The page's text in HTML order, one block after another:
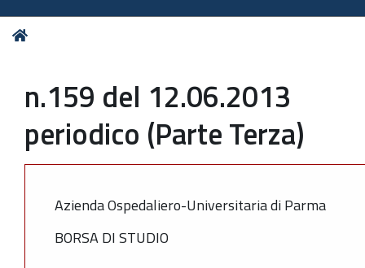
Tu
n.159 del 12.06.2013
periodico (Parte Terza)
Azienda Ospedaliero-Universitaria di Parma
BORSA DI STUDIO